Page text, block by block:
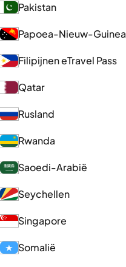
Pakistan
Papoea-Nieuw-Guinea
Filipijnen eTravel Pass
Qatar
Rusland
Rwanda
Saoedi-Arabië
Seychellen
Singapore
Somalië